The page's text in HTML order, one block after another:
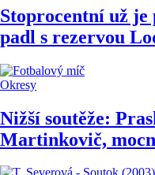
Stoprocentní už je
padl s rezervou
Okresy
Nižší soutěže:
Martinkovič,